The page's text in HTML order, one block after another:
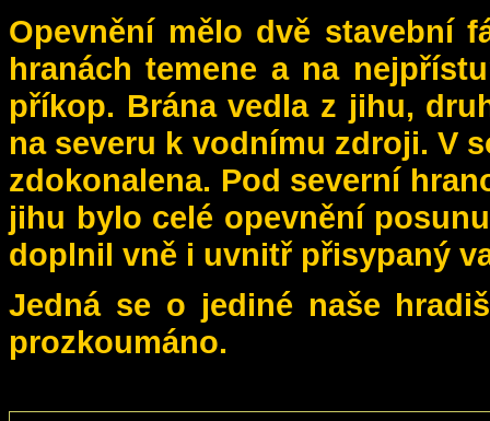
Opevnění mělo dvě stavební
hranách temene a na
příkop. Brána vedla z jihu,
na severu k vodnímu zdroji. V
zdokonalena. Pod severní
jihu bylo celé opevnění
doplnil vně i uvnitř přisypaný
Jedná se o jediné naše
prozkoumáno.